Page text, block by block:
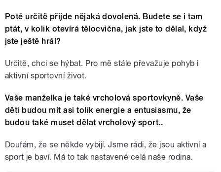
Poté určitě přijde nějaká dovolená. Budete se i tam
ptát, v kolik otevírá tělocvična, jak jste to dělal, když
jste ještě hrál?
Určitě, chci se hýbat. Pro mě stále převažuje pohyb i
aktivní sportovní život.
Vaše manželka je také vrcholová sportovkyně. Vaše
děti budou mít asi tolik energie a entusiasmu, že
budou také muset dělat vrcholový sport..
Doufám, že se někde vybijí. Jsme rádi, že jsou aktivní a
sport je baví. Má to tak nastavené celá naše rodina.